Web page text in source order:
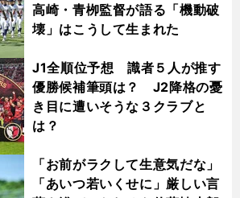
高崎・青栁監督が語る「機動破
壊」はこうして生まれた
J1全順位予想 識者５人が推す
優勝候補筆頭は？ J2降格の憂
き目に遭いそうな３クラブと
は？
「お前がラクして生意気だな」
「あいつ若いくせに」厳しい言